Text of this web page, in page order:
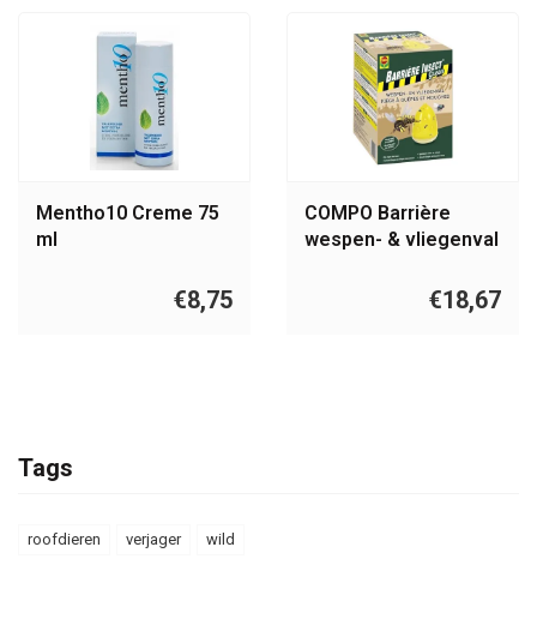
Mentho10 Creme 75
ml
€8,75
COMPO Barrière
wespen- & vliegenval
€18,67
Tags
roofdieren verjager wild